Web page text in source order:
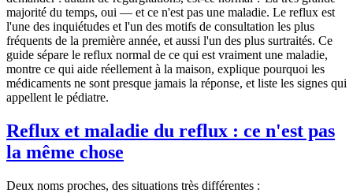
majorité du temps, oui — et ce n'est pas une maladie. Le reflux est
l'une des inquiétudes et l'un des motifs de consultation les plus
fréquents de la première année, et aussi l'un des plus surtraités. Ce
guide sépare le reflux normal de ce qui est vraiment une maladie,
montre ce qui aide réellement à la maison, explique pourquoi les
médicaments ne sont presque jamais la réponse, et liste les signes qui
appellent le pédiatre.
Reflux et maladie du reflux : ce n'est pas
la même chose
Deux noms proches, des situations très différentes :